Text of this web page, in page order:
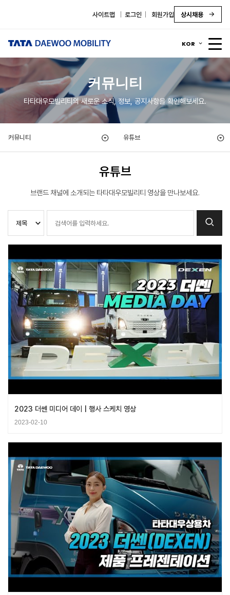
사이트맵 로그인 회원가입 상시채용
KOR
커뮤니티
타타대우모빌리티의 새로운 소식, 정보, 공지사항을 확인해보세요.
커뮤니티 유튜브
유튜브
브랜드 채널에 소개되는 타타대우모빌리티 영상을 만나보세요.
2023 더쎈 미디어 데이 | 행사 스케치 영상
2023-02-10